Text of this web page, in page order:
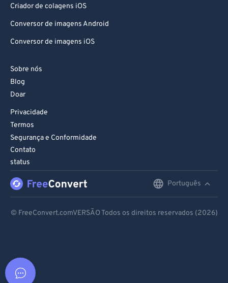
Criador de colagens iOS
Conversor de imagens Android
Conversor de imagens iOS
Sobre nós
Blog
Doar
Privacidade
Termos
Segurança e Conformidade
Contato
status
Português
© FreeConvert.comVERSÃO Todos os direitos reservados (2026)